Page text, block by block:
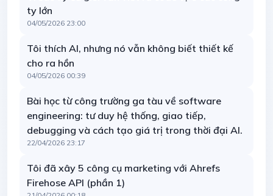
ty lớn
04/05/2026 23:00
Tôi thích AI, nhưng nó vẫn không biết thiết kế
cho ra hồn
04/05/2026 00:39
Bài học từ công trường ga tàu về software
engineering: tư duy hệ thống, giao tiếp,
debugging và cách tạo giá trị trong thời đại AI.
22/04/2026 23:17
Tôi đã xây 5 công cụ marketing với Ahrefs
Firehose API (phần 1)